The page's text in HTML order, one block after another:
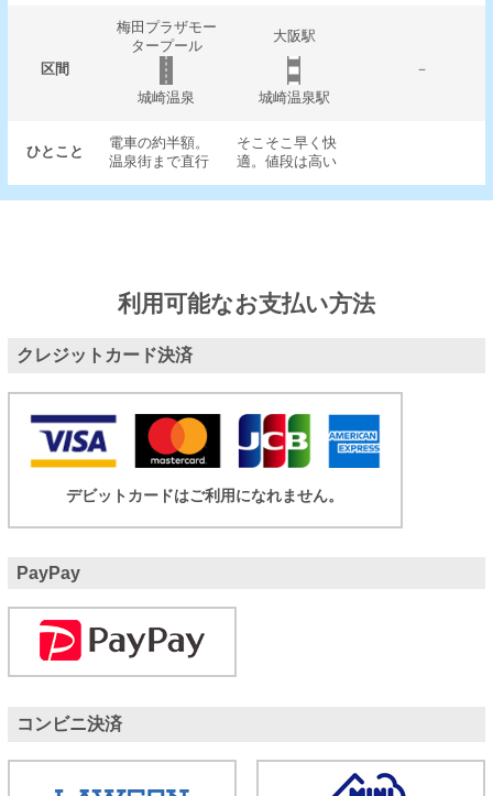
区間
梅田プラザモー
タープール
大阪駅
－
城崎温泉
城崎温泉駅
ひとこと
電車の約半額。
温泉街まで直行
そこそこ早く快
適。値段は高い
利用可能なお支払い方法
クレジットカード決済
デビットカードはご利用になれません。
PayPay
コンビニ決済